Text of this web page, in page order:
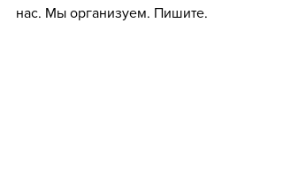
нас. Мы организуем. Пишите.